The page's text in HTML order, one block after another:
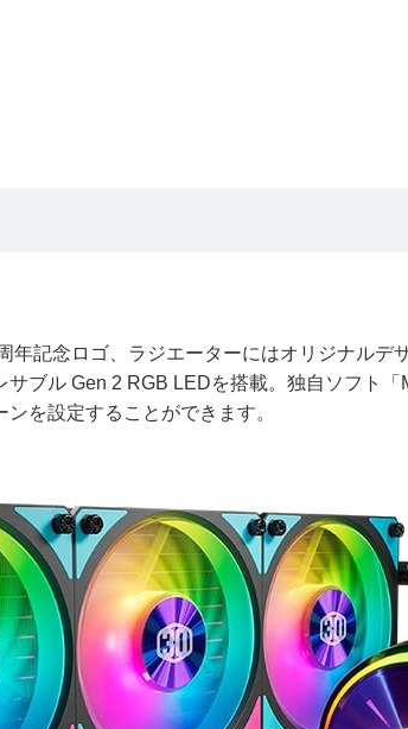
年記念ロゴ、ラジエーターにはオリジナルデ
ブル Gen 2 RGB LEDを搭載。独自ソフト「
を設定することができます。